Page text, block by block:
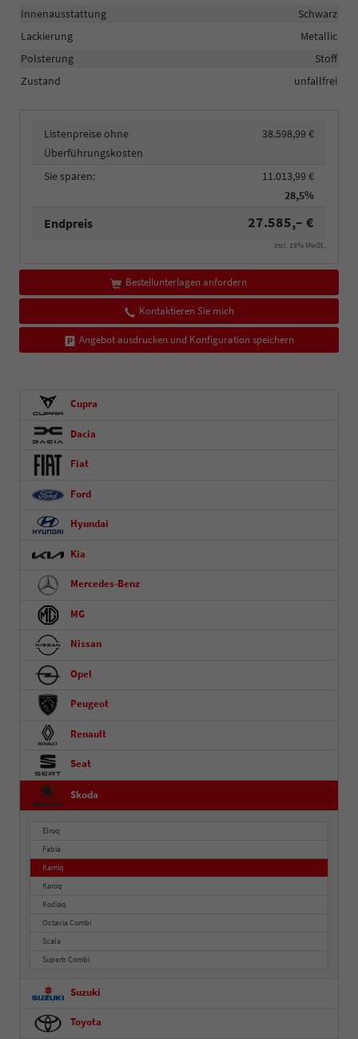
Innenausstattung
Schwarz
Lackierung
Metallic
Polsterung
Stoff
Zustand
unfallfrei
Listenpreise ohne
Überführungskosten
38.598,99 €
Sie sparen:
11.013,99 €
28,5%
Endpreis 27.585,– €
incl. 19% MwSt.,
Bestellunterlagen anfordern
Kontaktieren Sie mich
Angebot ausdrucken und Konfiguration speichern
Cupra
Dacia
Fiat
Ford
Hyundai
Kia
Mercedes-Benz
MG
Nissan
Opel
Peugeot
Renault
Seat
Skoda
Elroq
Fabia
Kamiq
Karoq
Kodiaq
Octavia Combi
Scala
Superb Combi
Suzuki
Toyota